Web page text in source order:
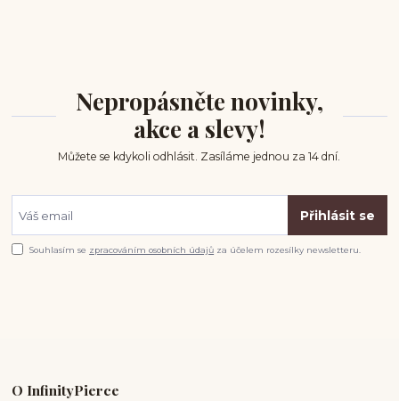
Nepropásněte novinky,
akce a slevy!
Můžete se kdykoli odhlásit. Zasíláme jednou za 14 dní.
Přihlásit se
Souhlasím se zpracováním osobních údajů za účelem rozesílky newsletteru.
O InfinityPierce